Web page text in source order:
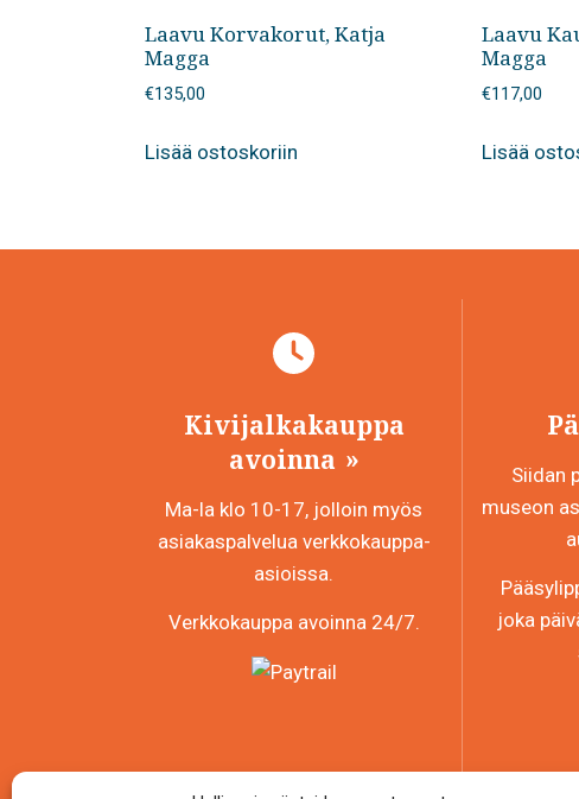
Laavu Korvakorut, Katja
Magga
€135,00
Lisää ostoskoriin
Laavu
Magga
€117,00
Lisää
Kivijalkakauppa
avoinna
Ma-la klo 10-17, jolloin myös
asiakaspalvelua verkkokauppa-
asioissa.
Verkkokauppa avoinna 24/7.
Siidan
museon
joka